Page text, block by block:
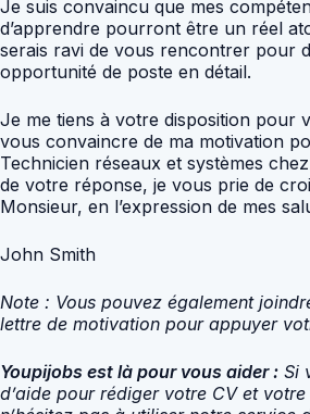
Je suis convaincu que mes
d’apprendre pourront être un réel
serais ravi de vous rencontrer pour
opportunité de poste en détail.
Je me tiens à votre disposition pour
vous convaincre de ma motivation
Technicien réseaux et systèmes chez
de votre réponse, je vous prie de
Monsieur, en l’expression de mes
John Smith
Note : Vous pouvez également
lettre de motivation pour appuyer
Youpijobs est là pour vous aider : Si
d’aide pour rédiger votre CV et